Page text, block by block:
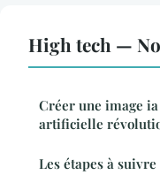
High tech —
Créer une image
artificielle
Les étapes à